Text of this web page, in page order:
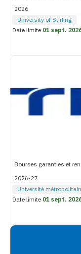
2026
University of Stirling
Date limite 01 sept.
Bourses garanties et
2026-27
Université
Date limite 01 sept.